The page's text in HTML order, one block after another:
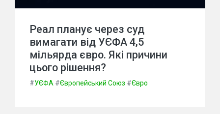
Реал планує через суд
вимагати від УЄФА 4,5
мільярда євро. Які причини
цього рішення?
#УЄФА #Європейський Союз #Євро